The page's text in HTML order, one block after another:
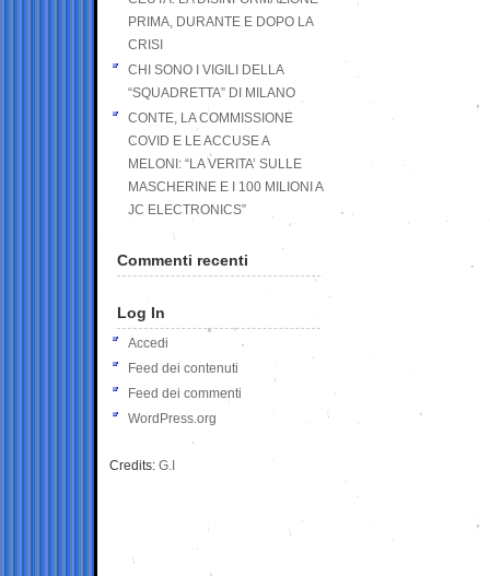
PRIMA, DURANTE E DOPO LA
CRISI
CHI SONO I VIGILI DELLA
“SQUADRETTA” DI MILANO
CONTE, LA COMMISSIONE
COVID E LE ACCUSE A
MELONI: “LA VERITA’ SULLE
MASCHERINE E I 100 MILIONI A
JC ELECTRONICS”
Commenti recenti
Log In
Accedi
Feed dei contenuti
Feed dei commenti
WordPress.org
Credits: G.I